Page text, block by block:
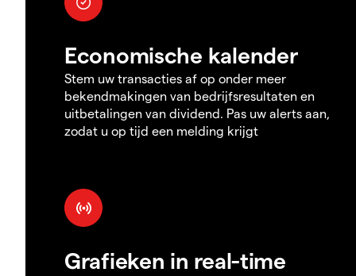
Economische kalender
Stem uw transacties af op onder meer
bekendmakingen van bedrijfsresultaten en
uitbetalingen van dividend. Pas uw alerts aan,
zodat u op tijd een melding krijgt
Grafieken in real-time